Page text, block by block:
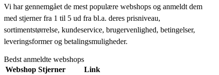
Vi har gennemgået de mest populære webshops og anmeldt dem
med stjerner fra 1 til 5 ud fra bl.a. deres prisniveau,
sortimentstørrelse, kundeservice, brugervenlighed, betingelser,
leveringsformer og betalingsmuligheder.
Bedst anmeldte webshops
Webshop Stjerner
Link